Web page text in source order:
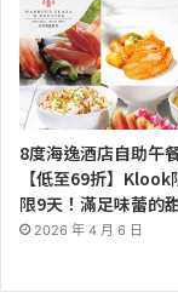
8度海逸酒店自助午
【低至69折】Klook
限9天！滿足味蕾的
2026 年 4 月 6 日